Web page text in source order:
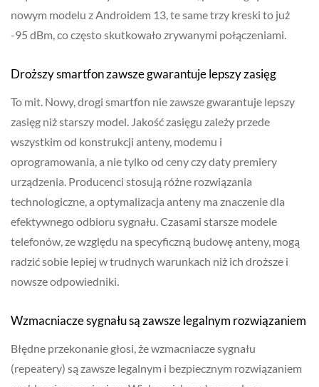
nowym modelu z Androidem 13, te same trzy kreski to już
-95 dBm, co często skutkowało zrywanymi połączeniami.
Droższy smartfon zawsze gwarantuje lepszy zasięg
To mit. Nowy, drogi smartfon nie zawsze gwarantuje lepszy
zasięg niż starszy model. Jakość zasięgu zależy przede
wszystkim od konstrukcji anteny, modemu i
oprogramowania, a nie tylko od ceny czy daty premiery
urządzenia. Producenci stosują różne rozwiązania
technologiczne, a optymalizacja anteny ma znaczenie dla
efektywnego odbioru sygnału. Czasami starsze modele
telefonów, ze względu na specyficzną budowę anteny, mogą
radzić sobie lepiej w trudnych warunkach niż ich droższe i
nowsze odpowiedniki.
Wzmacniacze sygnału są zawsze legalnym rozwiązaniem
Błędne przekonanie głosi, że wzmacniacze sygnału
(repeatery) są zawsze legalnym i bezpiecznym rozwiązaniem